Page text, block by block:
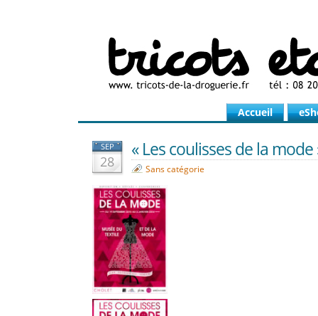
Accueil
SEP
28
« Les coulisses de la mode
Sans catégorie